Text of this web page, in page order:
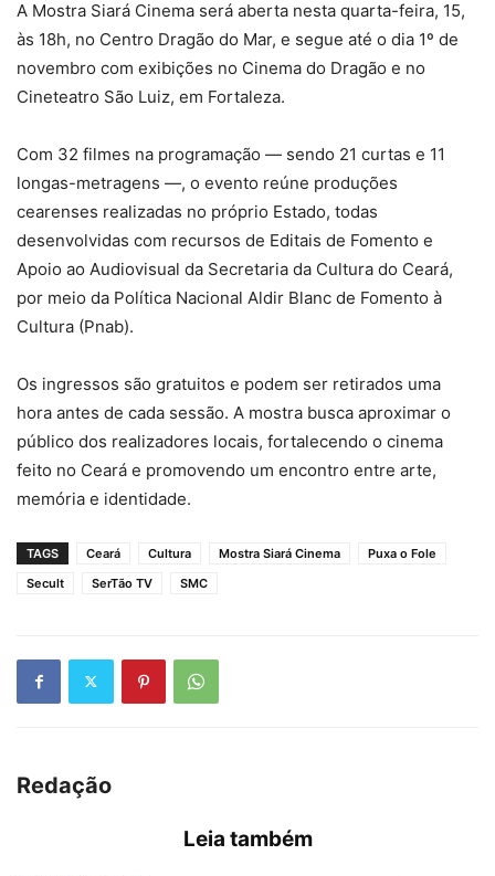
A Mostra Siará Cinema será aberta nesta quarta-feira, 15,
às 18h, no Centro Dragão do Mar, e segue até o dia 1º de
novembro com exibições no Cinema do Dragão e no
Cineteatro São Luiz, em Fortaleza.
Com 32 filmes na programação — sendo 21 curtas e 11
longas-metragens —, o evento reúne produções
cearenses realizadas no próprio Estado, todas
desenvolvidas com recursos de Editais de Fomento e
Apoio ao Audiovisual da Secretaria da Cultura do Ceará,
por meio da Política Nacional Aldir Blanc de Fomento à
Cultura (Pnab).
Os ingressos são gratuitos e podem ser retirados uma
hora antes de cada sessão. A mostra busca aproximar o
público dos realizadores locais, fortalecendo o cinema
feito no Ceará e promovendo um encontro entre arte,
memória e identidade.
TAGS Ceará Cultura Mostra Siará Cinema
Puxa o Fole
Secult
SerTão TV SMC
Redação
Leia também